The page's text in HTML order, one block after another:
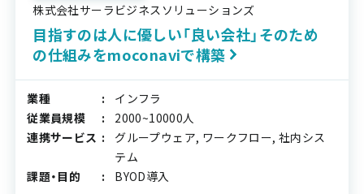
株式会社サーラビジネスソリューションズ
目指すのは人に優しい「良い会社」そのため
の仕組みをmoconaviで構築
業種
インフラ
従業員規模
2000~10000人
連携サービス
グループウェア, ワークフロー, 社内シス
テム
課題・目的
BYOD導入